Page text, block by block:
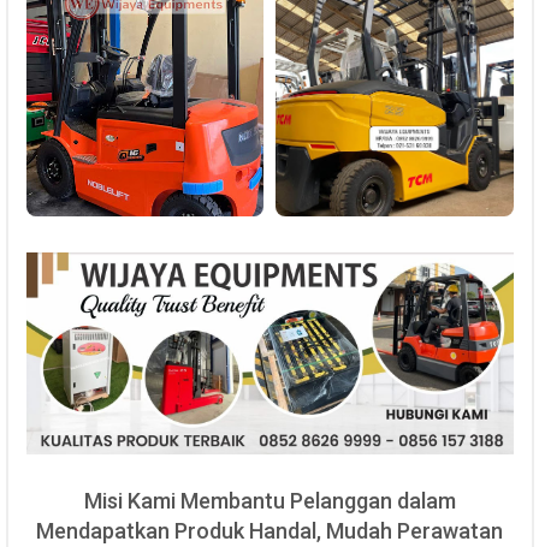
Misi Kami Membantu Pelanggan dalam
Mendapatkan Produk Handal, Mudah Perawatan